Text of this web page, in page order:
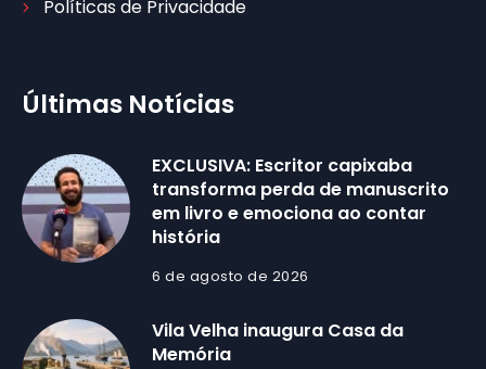
Políticas de Privacidade
Últimas Notícias
EXCLUSIVA: Escritor capixaba
transforma perda de manuscrito
em livro e emociona ao contar
história
6 de agosto de 2026
Vila Velha inaugura Casa da
Memória